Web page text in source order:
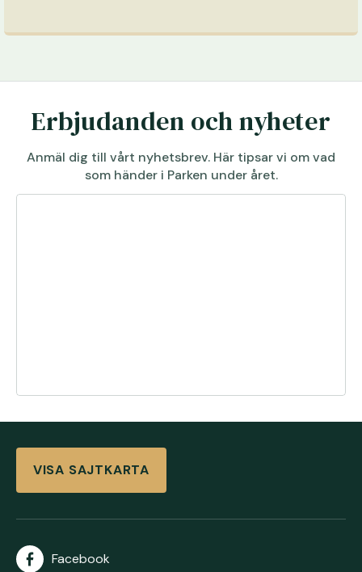
Erbjudanden och nyheter
Anmäl dig till vårt nyhetsbrev. Här tipsar vi om vad
som händer i Parken under året.
VISA SAJTKARTA
Facebook